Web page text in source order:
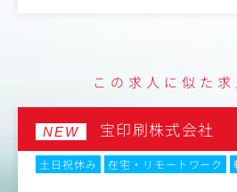
企業に対して、「楽天ポイントカ
や技術的な側面を分かりやすく説
・導入後の運用・技術サポート
パートナー企業からの仕様に関する
的なトラブルシューティング、調査
行います。
この求人に似た求
NEW 宝印刷株式会社
土日祝休み 在宅・リモートワーク